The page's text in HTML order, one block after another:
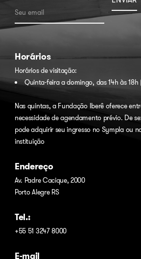
Horários
Horários de visitação:
Quinta-feira a domingo, das 14h às
Nas quintas, a Fundação Iberê oferece
necessidade de agendamento prévio. De
pode adquirir seu ingresso no Symplaou
instituição
Endereço
Av. Padre Cacique, 2000
Porto Alegre RS
Tel.:
+55 51 3247 8000
E-mail